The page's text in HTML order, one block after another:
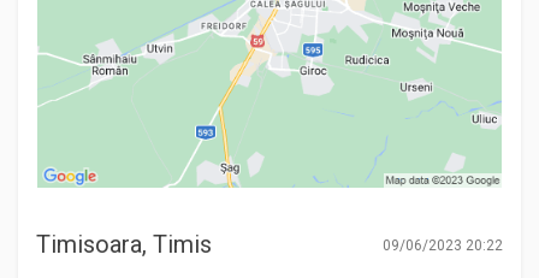
Timisoara, Timis 09/06/2023 20:22